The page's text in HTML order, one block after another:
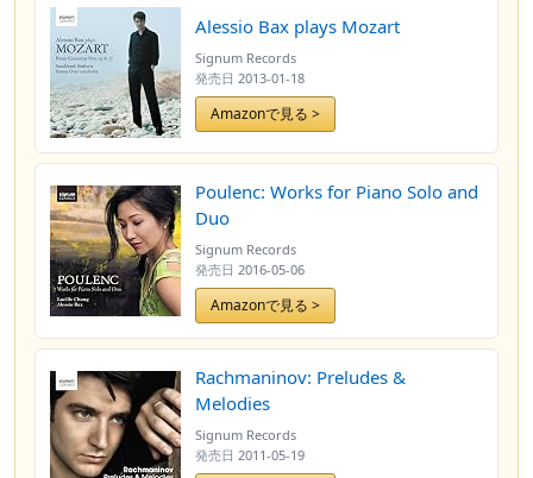
Alessio Bax plays Mozart
Signum Records
発売日 2013-01-18
Amazonで見る >
Poulenc: Works for Piano Solo and
Duo
Signum Records
発売日 2016-05-06
Amazonで見る >
Rachmaninov: Preludes &
Melodies
Signum Records
発売日 2011-05-19